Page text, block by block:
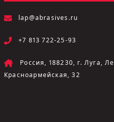
lap@abrasives.ru
+7 813 722-25-93
Россия, 188230, г. Луга,
Красноармейская, 32